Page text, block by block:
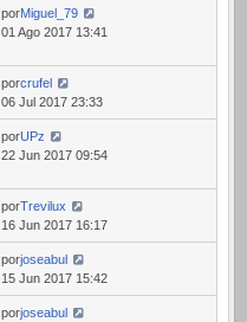
porMiguel_79
01 Ago 2017 13:41
porcrufel
06 Jul 2017 23:33
porUPz
22 Jun 2017 09:54
porTrevilux
16 Jun 2017 16:17
porjoseabul
15 Jun 2017 15:42
porjoseabul